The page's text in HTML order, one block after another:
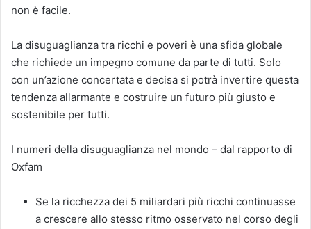
non è facile.
La disuguaglianza tra ricchi e poveri è una sfida globale
che richiede un impegno comune da parte di tutti. Solo
con un’azione concertata e decisa si potrà invertire questa
tendenza allarmante e costruire un futuro più giusto e
sostenibile per tutti.
I numeri della disuguaglianza nel mondo – dal rapporto di
Oxfam
Se la ricchezza dei 5 miliardari più ricchi continuasse
a crescere allo stesso ritmo osservato nel corso degli